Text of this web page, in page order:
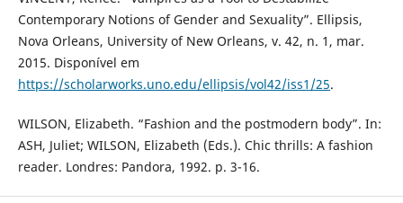
Contemporary Notions of Gender and Sexuality”. Ellipsis,
Nova Orleans, University of New Orleans, v. 42, n. 1, mar.
2015. Disponível em
https://scholarworks.uno.edu/ellipsis/vol42/iss1/25.
WILSON, Elizabeth. “Fashion and the postmodern body”. In:
ASH, Juliet; WILSON, Elizabeth (Eds.). Chic thrills: A fashion
reader. Londres: Pandora, 1992. p. 3-16.